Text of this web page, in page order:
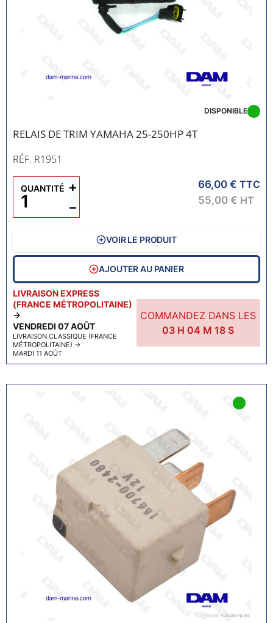
RELAIS DE TRIM YAMAHA 25-250HP 4T
RÉF. R1951
LIVRAISON EXPRESS
(FRANCE MÉTROPOLITAINE)
→
VENDREDI 07 AOÛT
LIVRAISON CLASSIQUE (FRANCE
MÉTROPOLITAINE) →
MARDI 11 AOÛT
COMMANDEZ DANS LES
03 H 04 M17S
DISPONIBLE
66,00 € TTC
55,00 € HT
QUANTITÉ
−
+
VOIR LE PRODUIT
AJOUTER AU PANIER